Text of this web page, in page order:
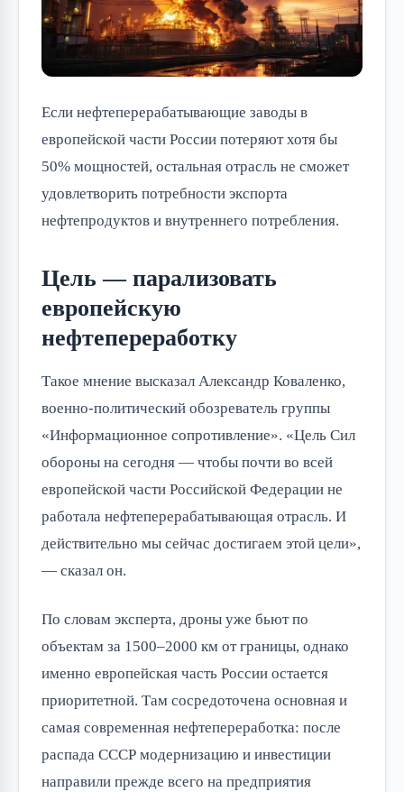
Если нефтеперерабатывающие заводы в
европейской части России потеряют хотя бы
50% мощностей, остальная отрасль не сможет
удовлетворить потребности экспорта
нефтепродуктов и внутреннего потребления.
Цель — парализовать
европейскую
нефтепереработку
Такое мнение высказал Александр Коваленко,
военно-политический обозреватель группы
«Информационное сопротивление». «Цель Сил
обороны на сегодня — чтобы почти во всей
европейской части Российской Федерации не
работала нефтеперерабатывающая отрасль. И
действительно мы сейчас достигаем этой цели»,
— сказал он.
По словам эксперта, дроны уже бьют по
объектам за 1500–2000 км от границы, однако
именно европейская часть России остается
приоритетной. Там сосредоточена основная и
самая современная нефтепереработка: после
распада СССР модернизацию и инвестиции
направили прежде всего на предприятия